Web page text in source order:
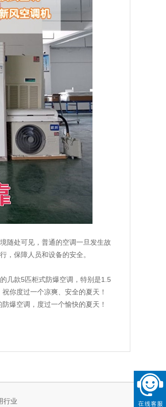
随处可见，普通的空调一旦发生故
，保障人员和设备的安全。
几款5匹柜式防爆空调，特别是1.5
你度过一个凉爽、安全的夏天！
爆空调，度过一个愉快的夏天！
行业